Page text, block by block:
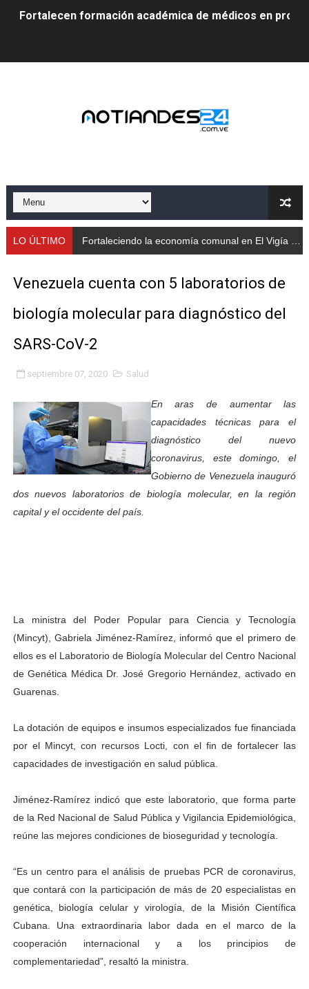
Fortalecen formación académica de médicos en
Fundecem inició con éxito el taller vacacional de
Iniciación al yoga reúne a diversos clubes deportivos
Mincomunas impulsa el autogobierno en Mérida con
Inicia el Plan Cultura Vacacional 2026 en el estado
Recreación y formación fortalecen la integración
Club "Rápidos de Zea" brilló en el Primer Festival de
84 estudiantes celebraron su graduación en el
Cmdnna lleva esperanza y atención a casas de abrigo
Venezuela Renace 2026 lleva sonrisas y prevención a
Mérida impulsa el mapa de conocimientos con
Arnaldo Sánchez reinaugura Parque Recreacional
Corposalud inició talleres para aspirantes al curso de
LO ÚLTIMO Fortaleciendo la economía comunal en El Vigía con microcréditos a emprendedores y productores
Venezuela cuenta con 5 laboratorios de
biología molecular para diagnóstico del
SARS-CoV-2
septiembre 07, 2020 Salud
En aras de aumentar las
capacidades técnicas para el
diagnóstico del nuevo
coronavirus, este domingo, el
Gobierno de Venezuela inauguró
dos nuevos laboratorios de biología molecular, en la región
capital y el occidente del país.
La ministra del Poder Popular para Ciencia y Tecnología
(Mincyt), Gabriela Jiménez-Ramírez, informó que el primero de
ellos es el Laboratorio de Biología Molecular del Centro Nacional
de Genética Médica Dr. José Gregorio Hernández, activado en
Guarenas.
La dotación de equipos e insumos especializados fue financiada
por el Mincyt, con recursos Locti, con el fin de fortalecer las
capacidades de investigación en salud pública.
Jiménez-Ramírez indicó que este laboratorio, que forma parte
de la Red Nacional de Salud Pública y Vigilancia Epidemiológica,
reúne las mejores condiciones de bioseguridad y tecnología.
“Es un centro para el análisis de pruebas PCR de coronavirus,
que contará con la participación de más de 20 especialistas en
genética, biología celular y virología, de la Misión Científica
Cubana. Una extraordinaria labor dada en el marco de la
cooperación internacional y a los principios de
complementariedad”, resaltó la ministra.